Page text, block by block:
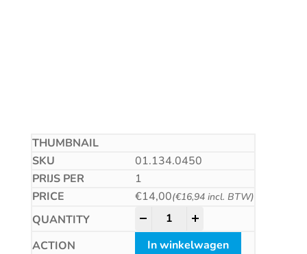
01.134.0450
1
€14,00(€16,94incl. BTW)
HM plaatwerkboor,
In winkelwagen